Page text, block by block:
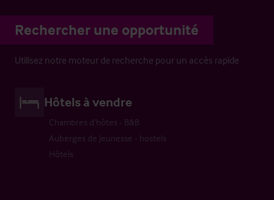
Rechercher une opportunité
Utilisez notre moteur de recherche pour un accès rapide
Hôtels à vendre
Chambres d’hôtes - B&B
Auberges de jeunesse - hostels
Hôtels